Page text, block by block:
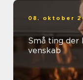
08. oktober
Små ting der
venskab